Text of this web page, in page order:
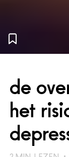
de
het